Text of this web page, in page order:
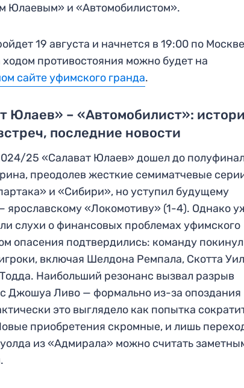
Юлаевым» и «Автомобилистом».
19 августа и начнется в 19:00 по
ходом противостояния можно будет на
сайте уфимского гранда.
Юлаев» – «Автомобилист»:
последние новости
25 «Салават Юлаев» дошел до
преодолев жесткие семиматчевые
и «Сибири», но уступил будущему
ярославскому «Локомотиву» (1-4). Однако
слухи о финансовых проблемах уфимского
опасения подтвердились: команду
включая Шелдона Ремпала, Скотта
Наибольший резонанс вызвал разрыв
с Джошуа Ливо — формально из-за опоздания
это выглядело как попытка
приобретения скромные, и лишь
из «Адмирала» можно считать